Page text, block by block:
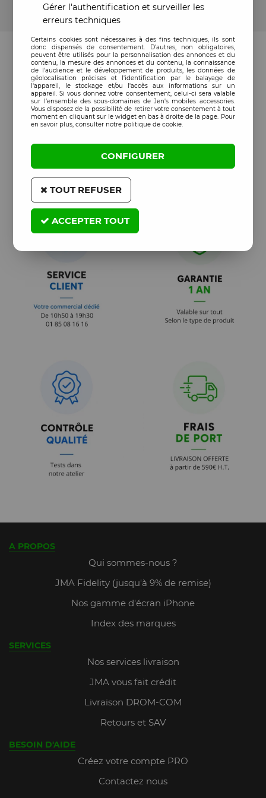
A PROPOS
Qui sommes-nous ?
JMA Fidelity (jusqu'à 9% de remise)
Nos gamme d'écran iPhone
Index des marques
SERVICES
Nos services livraison
JMA vous fait crédit
Livraison DROM-COM
Retours et SAV
BESOIN D'AIDE
Créez votre compte PRO
Contactez nous
Gérer l'authentification et surveiller les
erreurs techniques
Certains cookies sont nécessaires à des fins techniques, ils sont
donc dispensés de consentement. D'autres, non obligatoires,
peuvent être utilisés pour la personnalisation des annonces et du
contenu, la mesure des annonces et du contenu, la connaissance
de l'audience et le développement de produits, les données de
géolocalisation précises et l'identification par le balayage de
l'appareil, le stockage et/ou l'accès aux informations sur un
appareil. Si vous donnez votre consentement, celui-ci sera valable
sur l’ensemble des sous-domaines de Jen's mobiles accessories.
Vous disposez de la possibilité de retirer votre consentement à tout
moment en cliquant sur le widget en bas à droite de la page. Pour
en savoir plus, consulter notre politique de cookie.
CONFIGURER
TOUT REFUSER
ACCEPTER TOUT